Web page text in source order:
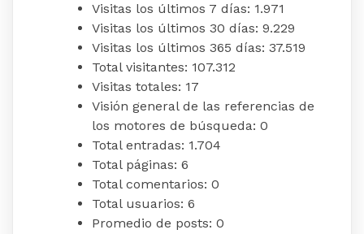
Visitas los últimos 7 días: 1.971
Visitas los últimos 30 días: 9.229
Visitas los últimos 365 días: 37.519
Total visitantes: 107.312
Visitas totales: 17
Visión general de las referencias de
los motores de búsqueda: 0
Total entradas: 1.704
Total páginas: 6
Total comentarios: 0
Total usuarios: 6
Promedio de posts: 0